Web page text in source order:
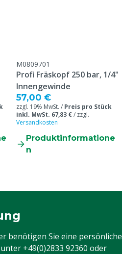
M0809701
Profi Fräskopf 250 bar, 1/4"
Innengewinde
57,00 €
zzgl. 19% MwSt. / Preis pro Stück
inkl. MwSt. 67,83 €/ zzgl.
Versandkosten
Produktinformatione
n
benötigen Sie eine persönliche
+49(0)2833 92360 oder